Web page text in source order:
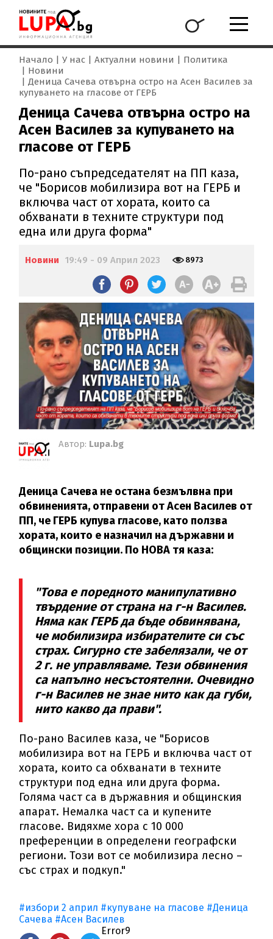
Начало У нас Актуални новини
Политика
Новини
Деница Сачева отвърна остро на Асен Василев за
купуването на гласове от ГЕРБ
Деница Сачева отвърна остро на
Асен Василев за купуването на
гласове от ГЕРБ
По-рано съпредседателят на ПП каза,
че "Борисов мобилизира вот на ГЕРБ и
включва част от хората, които са
обхванати в техните структури под
една или друга форма"
Новини 19:49 - 09 Април 2023 8973
Автор: Lupa.bg
Деница Сачева не остана безмълвна при
обвиненията, отправени от Асен Василев от
ПП, че ГЕРБ купува гласове, като ползва
хората, които е назначил на държавни и
общински позиции. По НОВА тя каза:
"Това е поредното манипулативно
твърдение от страна на г-н Василев.
Няма как ГЕРБ да бъде обвинявана,
че мобилизира избирателите си със
страх. Сигурно сте забелязали, че от
2 г. не управляваме. Тези обвинения
са напълно несъстоятелни. Очевидно
г-н Василев не знае нито как да губи,
нито какво да прави".
По-рано Василев каза, че "Борисов
мобилизира вот на ГЕРБ и включва част от
хората, които са обхванати в техните
структури под една или друга форма.
Голяма част са в държавния и общинския
апарат. Немалка част са и купените
гласове. Видяхме хора с 10 000
преференции в определени географски
региони. Този вот се мобилизира лесно –
със страх и подкуп."
#избори 2 април #купуване на гласове #Деница
Сачева #Асен Василев
Error9